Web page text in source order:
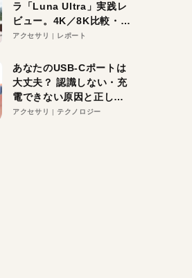
ラ「Luna Ultra」実践レ
ビュー。4K／8K比較・ズ
ーム・夜間撮影をチェッ
アクセサリ レポート
あなたのUSB-Cポートは
大丈夫？ 認識しない・充
電できない原因と正しい
対策
アクセサリ テクノロジー